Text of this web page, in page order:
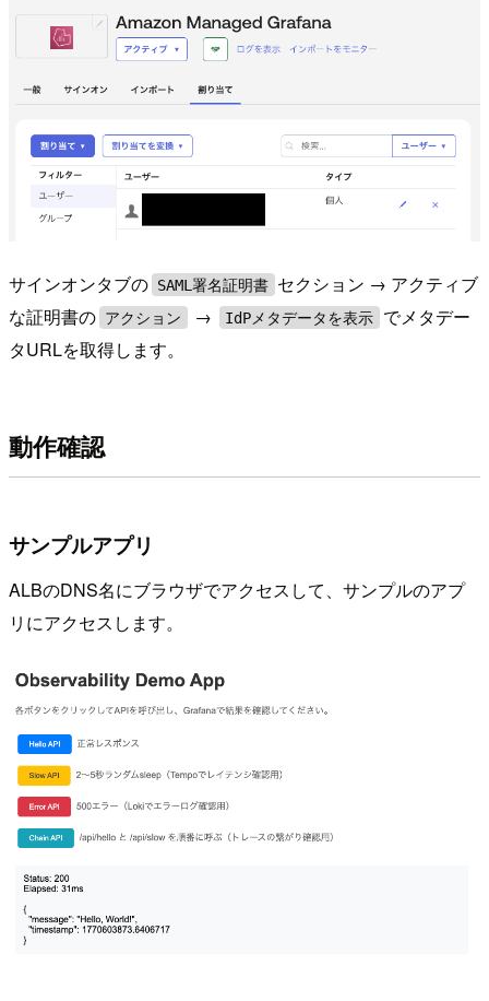
サインオンタブの SAML署名証明書 セクション → アクティブ
な証明書の アクション → IdPメタデータを表示
でメタデー
タURLを取得します。
動作確認
サンプルアプリ
ALBのDNS名にブラウザでアクセスして、サンプルのアプ
リにアクセスします。